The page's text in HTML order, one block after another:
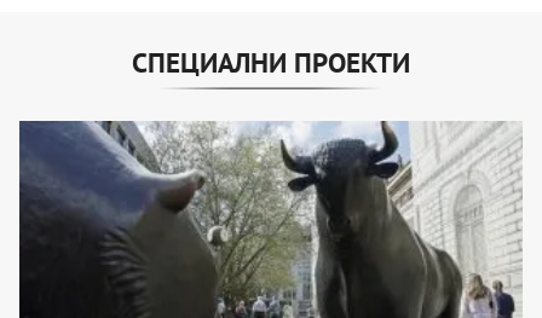
СПЕЦИАЛНИ ПРОЕКТИ